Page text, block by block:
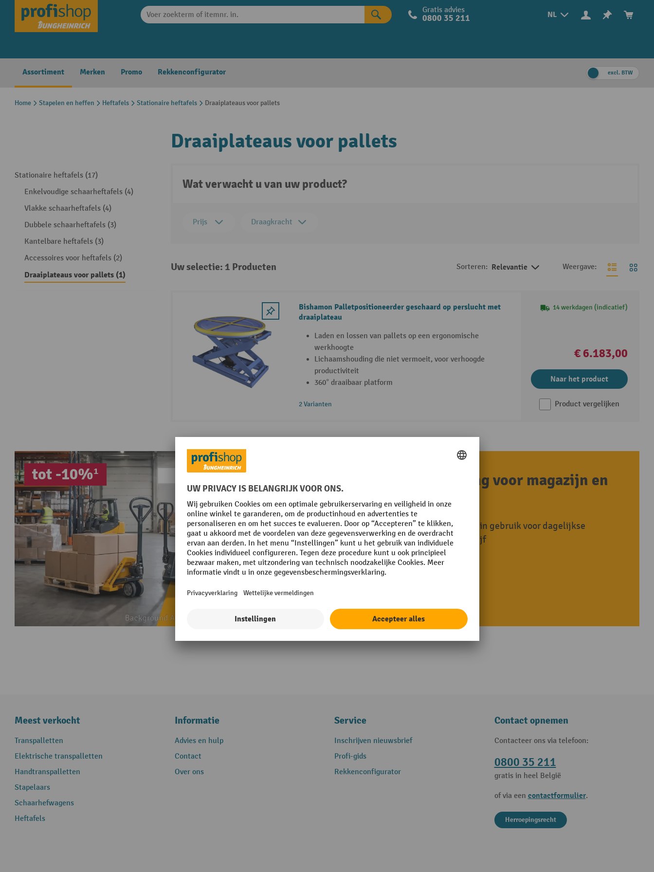
Skip to main navigation NL
Gratis advies
0800 35 211
Assortiment Merken Promo Rekkenconfigurator excl. BTW
Home Stapelen en heffen Heftafels Stationaire heftafels Draaiplateaus voor pallets
Stationaire heftafels (17)
Enkelvoudige schaarheftafels (4)
Vlakke schaarheftafels (4)
Dubbele schaarheftafels (3)
Kantelbare heftafels (3)
Accessoires voor heftafels (2)
Draaiplateaus voor pallets (1)
Draaiplateaus voor pallets
Wat verwacht u van uw product?
Prijs Draagkracht
Uw selectie: 1 Producten Sorteren: Relevantie Weergave:
Bishamon Palletpositioneerder geschaard op perslucht met
draaiplateau
Laden en lossen van pallets op een ergonomische
werkhoogte
Lichaamshouding die niet vermoeit, voor verhoogde
productiviteit
360° draaibaar platform
2 Varianten
14 werkdagen (indicatief)
€ 6.183,00
Naar het product
Product vergelijken
tot -10%¹
Veelzijdige oplossing voor magazijn en
logistiek
Robuust gebouwd en eenvoudig in gebruik voor dagelijkse
palletverplaatsingen in uw bedrijf
Naar de handtranspalletten
Meest verkocht
Transpalletten
Elektrische transpalletten
Handtranspalletten
Stapelaars
Schaarhefwagens
Heftafels
Informatie
Advies en hulp
Contact
Over ons
Service
Inschrijven nieuwsbrief
Profi-gids
Rekkenconfigurator
Contact opnemen
Contacteer ons via telefoon:
0800 35 211
gratis in heel België
of via een contactformulier.
Herroepingsrecht